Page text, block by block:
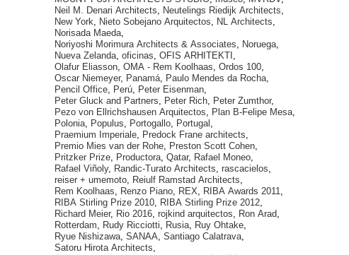
Neil M. Denari Architects, Neutelings Riedijk Architects,
New York, Nieto Sobejano Arquitectos, NL Architects,
Norisada Maeda,
Noriyoshi Morimura Architects & Associates, Noruega,
Nueva Zelanda, oficinas, OFIS ARHITEKTI ,
Olafur Eliasson, OMA - Rem Koolhaas, Ordos 100,
Oscar Niemeyer, Panamá, Paulo Mendes da Rocha,
Pencil Office, Perú, Peter Eisenman,
Peter Gluck and Partners, Peter Rich, Peter Zumthor,
Pezo von Ellrichshausen Arquitectos, Plan B-Felipe Mesa,
Polonia, Populus, Portogallo, Portugal ,
Praemium Imperiale, Predock Frane architects,
Premio Mies van der Rohe, Preston Scott Cohen,
Pritzker Prize, Productora, Qatar, Rafael Moneo,
Rafael Viñoly, Randic-Turato Architects, rascacielos,
reiser + umemoto, Reiulf Ramstad Architects,
Rem Koolhaas, Renzo Piano, REX, RIBA Awards 2011,
RIBA Stirling Prize 2010, RIBA Stirling Prize 2012,
Richard Meier, Rio 2016, rojkind arquitectos, Ron Arad,
Rotterdam, Rudy Ricciotti, Rusia, Ruy Ohtake,
Ryue Nishizawa, SANAA, Santiago Calatrava,
Satoru Hirota Architects,